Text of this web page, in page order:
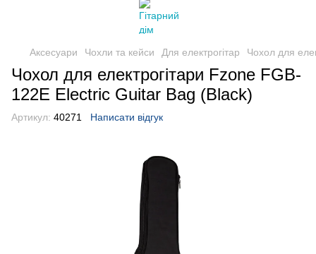
Аксесуари Чохли та кейси Для електрогітар Чохол для
Чохол для електрогітари Fzone FGB-
122E Electric Guitar Bag (Black)
Артикул: 40271 Написати відгук